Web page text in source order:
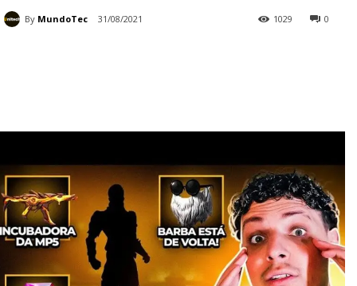
By MundoTec 31/08/2021 0
1029